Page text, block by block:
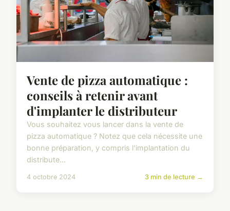
Vente de pizza automatique :
conseils à retenir avant
d'implanter le distributeur
Vous souhaitez vous lancer dans la vente de
pizza automatique ? Notez que cela nécessite une
bonne préparation, y compris l'implantation du
distribute...
4 octobre 2024 3 min de lecture →